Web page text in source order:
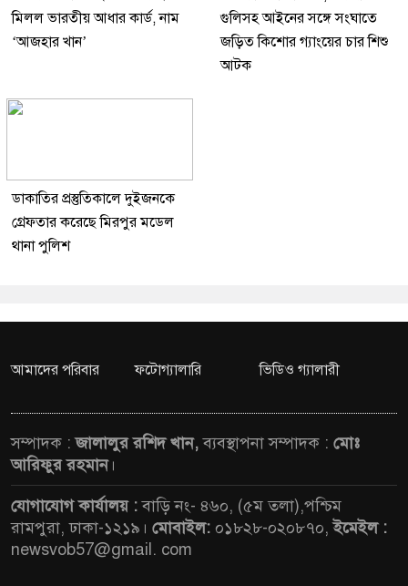
মিলল ভারতীয় আধার কার্ড, নাম
‘আজহার খান’
গুলিসহ আইনের সঙ্গে সংঘাতে
জড়িত কিশোর গ্যাংয়ের চার শিশু
আটক
ডাকাতির প্রস্তুতিকালে দুইজনকে
গ্রেফতার করেছে মিরপুর মডেল
থানা পুলিশ
আমাদের পরিবার ফটোগ্যালারি ভিডিও গ্যালারী
সম্পাদক :জালালুর রশিদ খান,ব্যবস্থাপনা সম্পাদক : মোঃ
আরিফুর রহমান।
যোগাযোগ কার্যালয় :বাড়ি নং- ৪৬০, (৫ম তলা),পশ্চিম
রামপুরা, ঢাকা-১২১৯। মোবাইল: ০১৮২৮-০২০৮৭০,ইমেইল :
newsvob57@gmail. com